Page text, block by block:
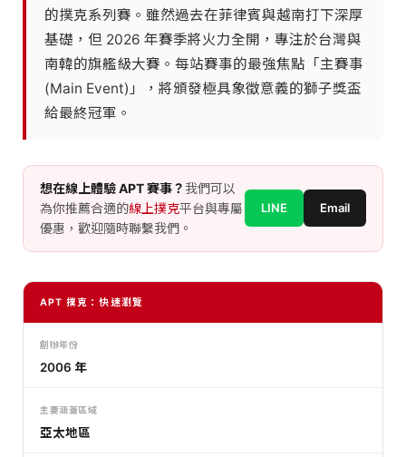
的撲克系列賽。雖然過去在菲律賓與越南打下深厚
基礎，但 2026 年賽季將火力全開，專注於台灣與
南韓的旗艦級大賽。每站賽事的最強焦點「主賽事
(Main Event)」，將頒發極具象徵意義的獅子獎盃
給最終冠軍。
想在線上體驗 APT 賽事？ 我們可以
為你推薦合適的線上撲克平台與專屬
優惠，歡迎隨時聯繫我們。
LINE Email
APT 撲克：快速瀏覽
創辦年份
2006 年
主要涵蓋區域
亞太地區